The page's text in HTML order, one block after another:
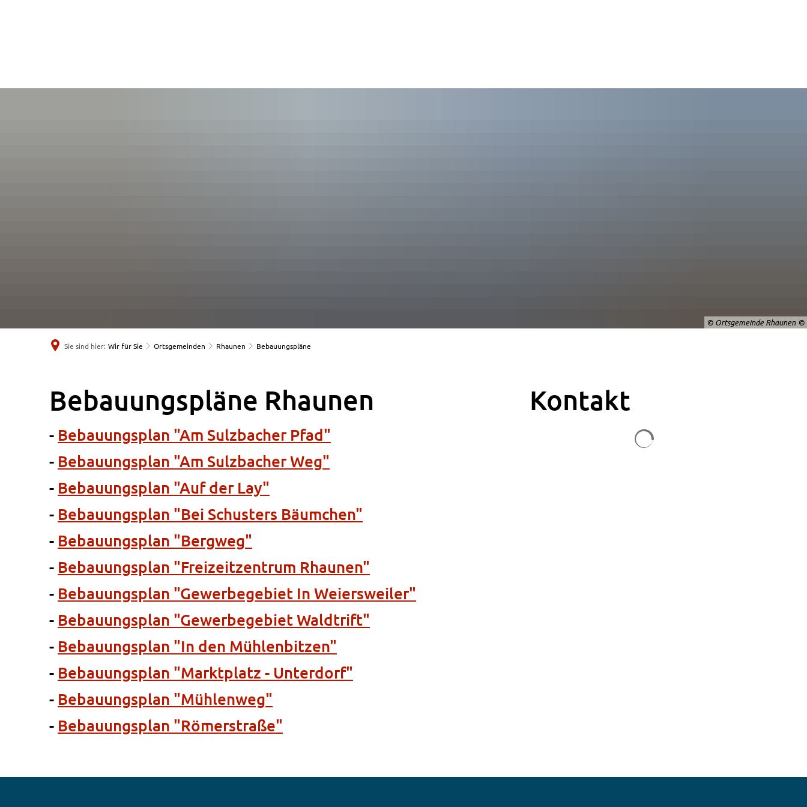
© Ortsgemeinde Rhaunen
Sie sind hier: Wir für Sie Ortsgemeinden Rhaunen Bebauungspläne
Bebauungspläne
Bebauungspläne Rhaunen
- Bebauungsplan "Am Sulzbacher Pfad"
- Bebauungsplan "Am Sulzbacher Weg"
- Bebauungsplan "Auf der Lay"
- Bebauungsplan "Bei Schusters Bäumchen"
- Bebauungsplan "Bergweg"
- Bebauungsplan "Freizeitzentrum Rhaunen"
- Bebauungsplan "Gewerbegebiet In Weiersweiler"
- Bebauungsplan "Gewerbegebiet Waldtrift"
- Bebauungsplan "In den Mühlenbitzen"
- Bebauungsplan "Marktplatz - Unterdorf"
- Bebauungsplan "Mühlenweg"
- Bebauungsplan "Römerstraße"
Kontakt